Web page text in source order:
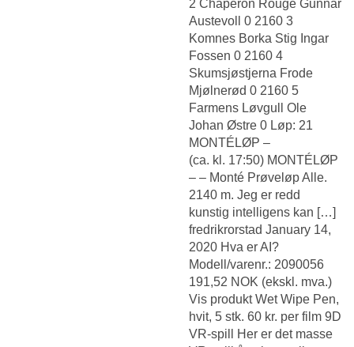
2 Chaperon Rouge Gunnar
Austevoll 0 2160 3
Komnes Borka Stig Ingar
Fossen 0 2160 4
Skumsjøstjerna Frode
Mjølnerød 0 2160 5
Farmens Løvgull Ole
Johan Østre 0 Løp: 21
MONTÉLØP –
(ca. kl. 17:50) MONTÉLØP
– – Monté Prøveløp Alle.
2140 m. Jeg er redd
kunstig intelligens kan […]
fredrikrorstad January 14,
2020 Hva er AI?
Modell/varenr.: 2090056
191,52 NOK (ekskl. mva.)
Vis produkt Wet Wipe Pen,
hvit, 5 stk. 60 kr. per film 9D
VR-spill Her er det masse